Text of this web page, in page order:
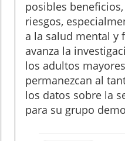
posibles
riesgos,
a la salud mental y
avanza la
los adultos
permanezcan al
los datos sobre la
para su grupo